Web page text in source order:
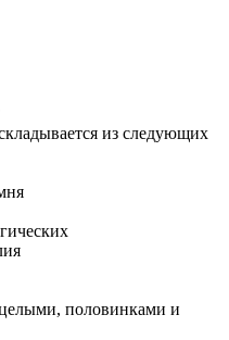
из следующих
половинками и